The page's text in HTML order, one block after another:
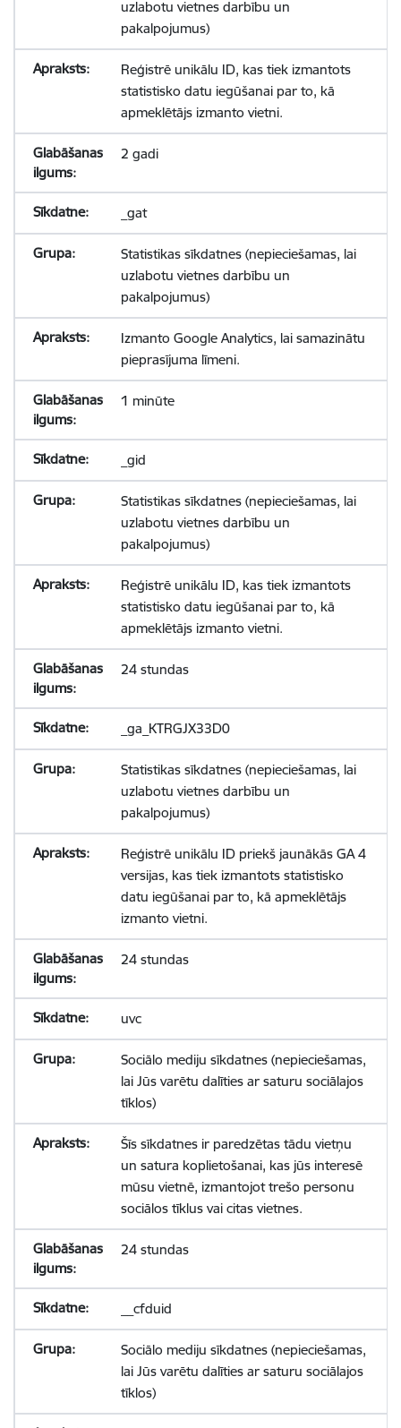
uzlabotu vietnes darbību un
pakalpojumus)
Reģistrē unikālu ID, kas tiek izmantots
statistisko datu iegūšanai par to, kā
apmeklētājs izmanto vietni.
2 gadi
_gat
Statistikas sīkdatnes (nepieciešamas, lai
uzlabotu vietnes darbību un
pakalpojumus)
Izmanto Google Analytics, lai samazinātu
pieprasījuma līmeni.
1 minūte
_gid
Statistikas sīkdatnes (nepieciešamas, lai
uzlabotu vietnes darbību un
pakalpojumus)
Reģistrē unikālu ID, kas tiek izmantots
statistisko datu iegūšanai par to, kā
apmeklētājs izmanto vietni.
24 stundas
_ga_KTRGJX33D0
Statistikas sīkdatnes (nepieciešamas, lai
uzlabotu vietnes darbību un
pakalpojumus)
Reģistrē unikālu ID priekš jaunākās GA 4
versijas, kas tiek izmantots statistisko
datu iegūšanai par to, kā apmeklētājs
izmanto vietni.
24 stundas
uvc
Sociālo mediju sīkdatnes (nepieciešamas,
lai Jūs varētu dalīties ar saturu sociālajos
tīklos)
Šīs sīkdatnes ir paredzētas tādu vietņu
un satura koplietošanai, kas jūs interesē
mūsu vietnē, izmantojot trešo personu
sociālos tīklus vai citas vietnes.
24 stundas
__cfduid
Sociālo mediju sīkdatnes (nepieciešamas,
lai Jūs varētu dalīties ar saturu sociālajos
tīklos)